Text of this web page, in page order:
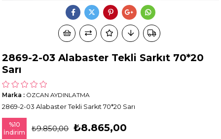
2869-2-03 Alabaster Tekli Sarkıt 70*20
Sarı
Marka : ÖZCAN AYDINLATMA
2869-2-03 Alabaster Tekli Sarkıt 70*20 Sarı
%10
İndirim
₺9.850,00 ₺8.865,00